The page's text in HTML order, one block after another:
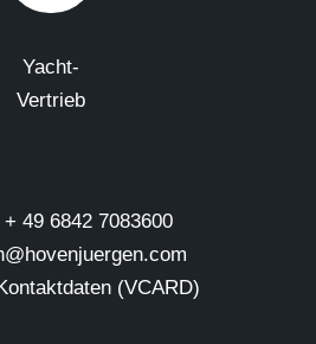
Yacht-
Vertrieb
+ 49 6842 7083600
(VCARD)